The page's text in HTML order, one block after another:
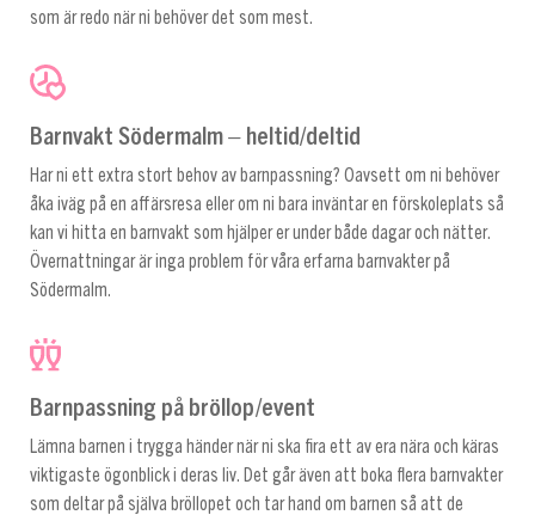
som är redo när ni behöver det som mest.
Barnvakt Södermalm – heltid/deltid
Har ni ett extra stort behov av barnpassning? Oavsett om ni behöver
åka iväg på en affärsresa eller om ni bara inväntar en förskoleplats så
kan vi hitta en barnvakt som hjälper er under både dagar och nätter.
Övernattningar är inga problem för våra erfarna barnvakter på
Södermalm.
Barnpassning på bröllop/event
Lämna barnen i trygga händer när ni ska fira ett av era nära och käras
viktigaste ögonblick i deras liv. Det går även att boka flera barnvakter
som deltar på själva bröllopet och tar hand om barnen så att de